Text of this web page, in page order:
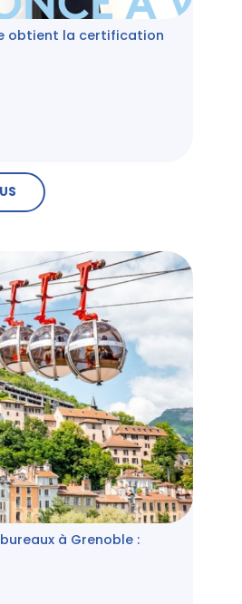
obtient la certification
à Grenoble :